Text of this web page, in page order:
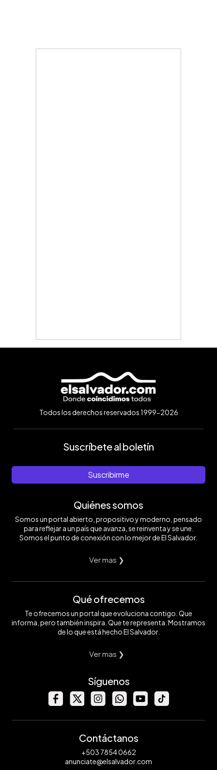
Todos los derechos reservados 1999-2026
Suscríbete al boletín
Suscribirme
Quiénes somos
Somos un portal abierto, propositivo y moderno, pensado
para reflejar a un país que avanza, se reinventa y se une.
Somos el punto de conexión con lo mejor de El Salvador.
Ver mas ❯
Qué ofrecemos
Te ofrecemos un portal que evoluciona contigo. Que
informa, pero también inspira. Que te representa. Mostramos
de lo que está hecho El Salvador.
Ver mas ❯
Síguenos
Contáctanos
+503 7854 0662
anunciate@elsalvador.com